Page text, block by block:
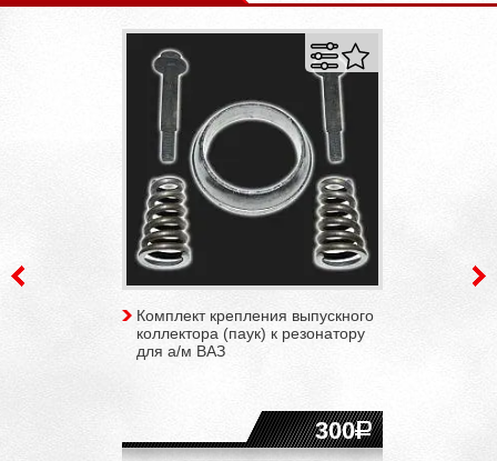
Комплект крепления выпускного
коллектора (паук) к резонатору
для а/м ВАЗ
300